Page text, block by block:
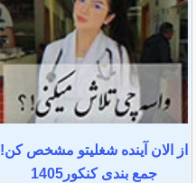
از الان آینده شغلیتو مشخص کن!
جمع بندی کنکور1405